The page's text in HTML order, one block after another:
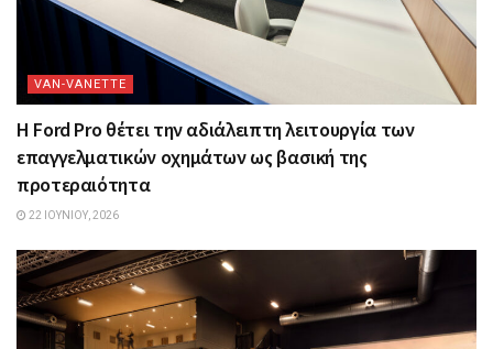
VAN-VANETTΕ
Η Ford Pro θέτει την αδιάλειπτη λειτουργία των
επαγγελματικών οχημάτων ως βασική της
προτεραιότητα
22 ΙΟΥΝΊΟΥ, 2026